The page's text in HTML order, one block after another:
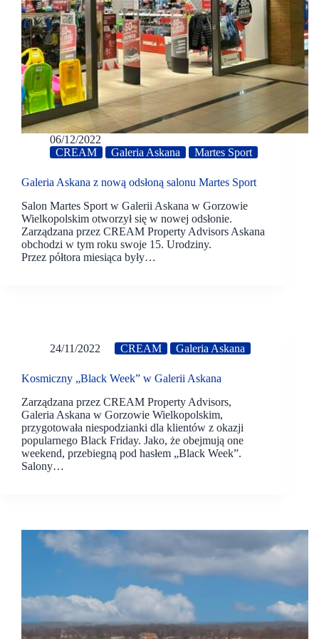
06/12/2022
CREAM
Galeria Askana Martes Sport
Galeria Askana z nową odsłoną salonu Martes Sport
Salon Martes Sport w Galerii Askana w Gorzowie
Wielkopolskim otworzył się w nowej odsłonie.
Zarządzana przez CREAM Property Advisors Askana
obchodzi w tym roku swoje 15. Urodziny.
Przez półtora miesiąca były…
24/11/2022 CREAM Galeria Askana
Kosmiczny „Black Week” w Galerii Askana
Zarządzana przez CREAM Property Advisors,
Galeria Askana w Gorzowie Wielkopolskim,
przygotowała niespodzianki dla klientów z okazji
popularnego Black Friday. Jako, że obejmują one
weekend, przebiegną pod hasłem „Black Week”.
Salony…